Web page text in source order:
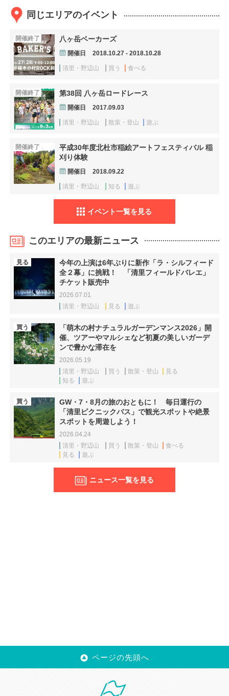
同じエリアのイベント
開催終了 八ヶ岳ベーカーズ
開催日 2018.10.27 - 2018.10.28
清里・野辺山 買う 食べる
開催終了 第38回 八ヶ岳ロードレース
開催日 2017.09.03
清里・野辺山 散策・登山 遊ぶ
開催終了
平成30年度北杜市稲絵アートフェスティバル 稲
刈り体験
開催日 2018.09.22
清里・野辺山 知る 遊ぶ
イベント一覧を見る
このエリアの最新ニュース
見る
今年の上演は6年ぶりに新作「ラ・シルフィード
全２幕」に挑戦！ 「清里フィールドバレエ」
チケット販売中
2026.07.01
清里・野辺山
見る 遊ぶ
買う
「萌木の村ナチュラルガーデンマンス2026」開
催、ツアーやマルシェなど初夏の美しいガーデ
ンで豊かな滞在を
2026.05.19
清里・野辺山
買う 散策・登山
見る
知る
遊ぶ
買う
GW・7・8月の旅のおともに！ 毎日運行の
「清里ピクニックバス」で観光スポットや絶景
スポットを周遊しよう！
2026.04.24
清里・野辺山
買う 散策・登山
食べる
見る
遊ぶ
ニュース一覧を見る
ページの先頭へ